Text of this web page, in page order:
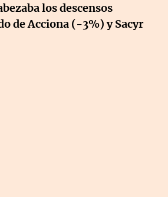
los descensos
de Acciona (-3%) y Sacyr